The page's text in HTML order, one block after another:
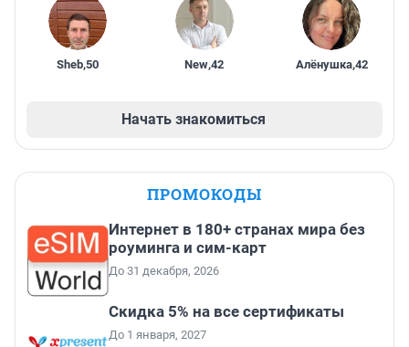
Sheb,50 New,42 Алёнушка,42
Начать знакомиться
ПРОМОКОДЫ
Интернет в 180+ странах мира без
роуминга и сим-карт
До 31 декабря, 2026
Скидка 5% на все сертификаты
До 1 января, 2027